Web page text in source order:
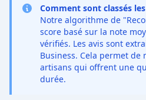
Comment sont classés
Notre algorithme de
score basé sur la note
vérifiés. Les avis sont
Business. Cela permet de
artisans qui offrent une
durée.